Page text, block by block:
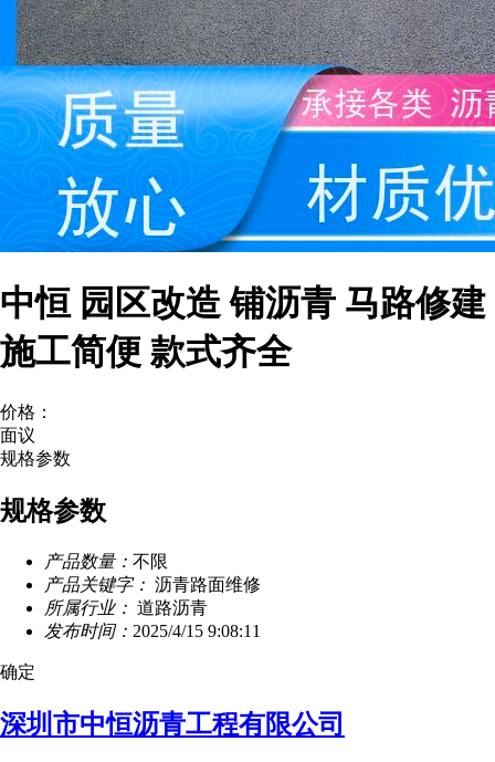
中恒 园区改造 铺沥青 马路修建
施工简便 款式齐全
价格：
面议
规格参数
规格参数
产品数量： 不限
产品关键字： 沥青路面维修
所属行业： 道路沥青
发布时间： 2025/4/15 9:08:11
确定
深圳市中恒沥青工程有限公司